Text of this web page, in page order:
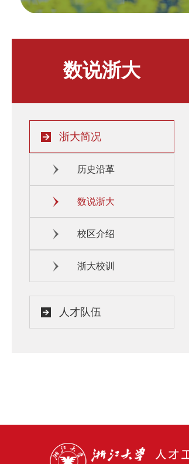
数说浙大
浙大简况
历史沿革
数说浙大
校区介绍
浙大校训
人才队伍